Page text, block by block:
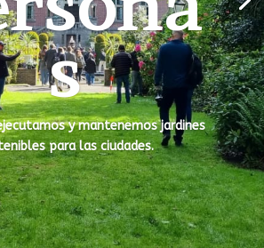
con diseño natural